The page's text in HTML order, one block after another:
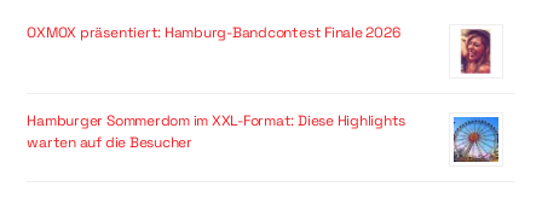
OXMOX präsentiert: Hamburg-Bandcontest Finale 2026
Hamburger Sommerdom im XXL-Format: Diese Highlights
warten auf die Besucher